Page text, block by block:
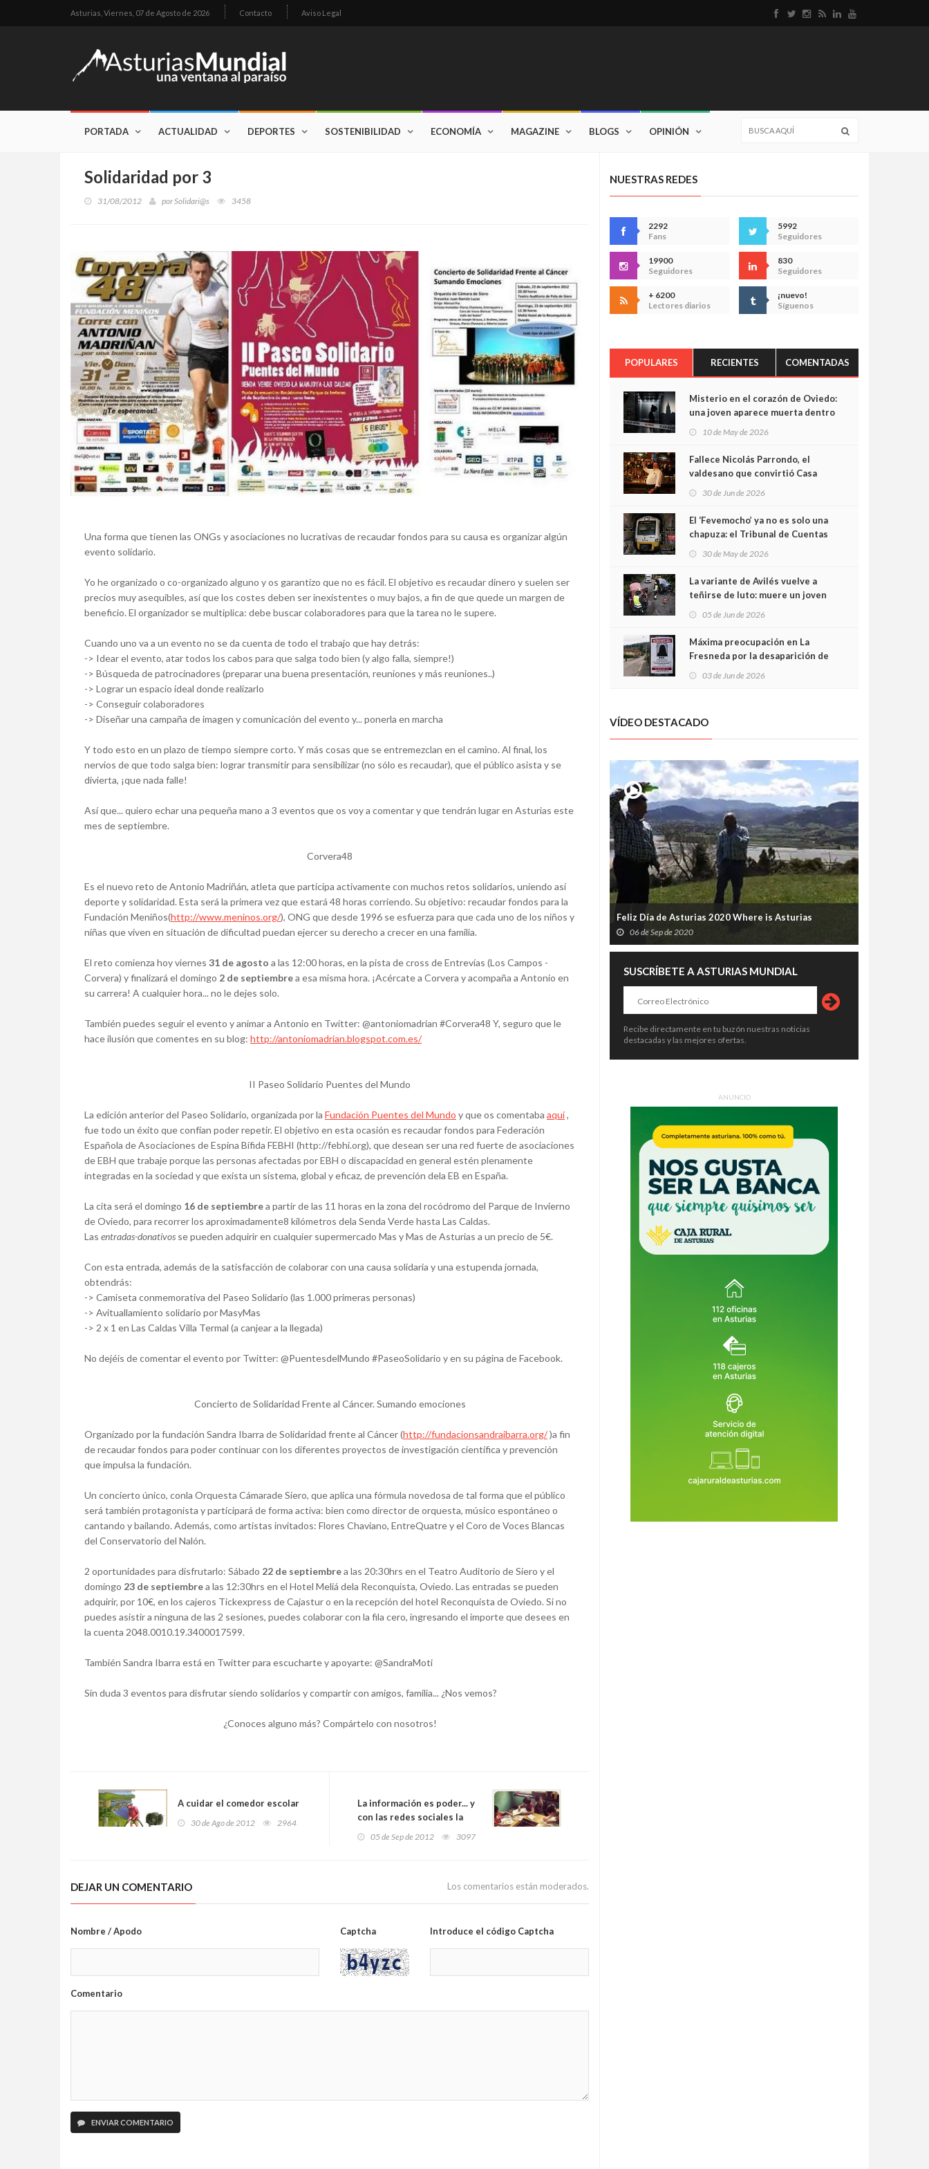
Asturias, Viernes, 07 de Agosto de 2026 Contacto Aviso Legal
PORTADA ACTUALIDAD DEPORTES SOSTENIBILIDAD ECONOMÍA MAGAZINE BLOGS OPINIÓN
Solidaridad por 3
31/08/2012 porSolidari@s 3458
Una forma que tienen las ONGs y asociaciones no lucrativas de recaudar fondos para su causa es organizar algún
evento solidario.
Yo he organizado o co-organizado alguno y os garantizo que no es fácil. El objetivo es recaudar dinero y suelen ser
precios muy asequibles, así que los costes deben ser inexistentes o muy bajos, a fin de que quede un margen de
beneficio. El organizador se multiplica: debe buscar colaboradores para que la tarea no le supere.
Cuando uno va a un evento no se da cuenta de todo el trabajo que hay detrás:
-> Idear el evento, atar todos los cabos para que salga todo bien (y algo falla, siempre!)
-> Búsqueda de patrocinadores (preparar una buena presentación, reuniones y más reuniones..)
-> Lograr un espacio ideal donde realizarlo
-> Conseguir colaboradores
-> Diseñar una campaña de imagen y comunicación del evento y... ponerla en marcha
Y todo esto en un plazo de tiempo siempre corto. Y más cosas que se entremezclan en el camino. Al final, los
nervios de que todo salga bien: lograr transmitir para sensibilizar (no sólo es recaudar), que el público asista y se
divierta, ¡que nada falle!
Así que... quiero echar una pequeña mano a 3 eventos que os voy a comentar y que tendrán lugar en Asturias este
mes de septiembre.
Corvera48
Es el nuevo reto de Antonio Madriñán, atleta que participa activamente con muchos retos solidarios, uniendo así
deporte y solidaridad. Esta será la primera vez que estará 48 horas corriendo. Su objetivo: recaudar fondos para la
Fundación Meniños(http://www.meninos.org/), ONG que desde 1996 se esfuerza para que cada uno de los niños y
niñas que viven en situación de dificultad puedan ejercer su derecho a crecer en una familia.
El reto comienza hoy viernes 31 de agosto a las 12:00 horas, en la pista de cross de Entrevías (Los Campos -
Corvera) y finalizará el domingo 2 de septiembrea esa misma hora. ¡Acércate a Corvera y acompaña a Antonio en
su carrera! A cualquier hora... no le dejes solo.
También puedes seguir el evento y animar a Antonio en Twitter: @antoniomadrian #Corvera48 Y, seguro que le
hace ilusión que comentes en su blog: http://antoniomadrian.blogspot.com.es/
II Paseo Solidario Puentes del Mundo
La edición anterior del Paseo Solidario, organizada por la Fundación Puentes del Mundo y que os comentaba aquí,
fue todo un éxito que confían poder repetir. El objetivo en esta ocasión es recaudar fondos para Federación
Española de Asociaciones de Espina Bífida FEBHI (http://febhi.org), que desean ser una red fuerte de asociaciones
de EBH que trabaje porque las personas afectadas por EBH o discapacidad en general estén plenamente
integradas en la sociedad y que exista un sistema, global y eficaz, de prevención dela EB en España.
La cita será el domingo 16 de septiembrea partir de las 11 horas en la zona del rocódromo del Parque de Invierno
de Oviedo, para recorrer los aproximadamente8 kilómetros dela Senda Verde hasta Las Caldas.
Las entradas-donativos se pueden adquirir en cualquier supermercado Mas y Mas de Asturias a un precio de 5€.
Con esta entrada, además de la satisfacción de colaborar con una causa solidaria y una estupenda jornada,
obtendrás:
-> Camiseta conmemorativa del Paseo Solidario (las 1.000 primeras personas)
-> Avituallamiento solidario por MasyMas
-> 2 x 1 en Las Caldas Villa Termal (a canjear a la llegada)
No dejéis de comentar el evento por Twitter: @PuentesdelMundo #PaseoSolidario y en su página de Facebook.
Concierto de Solidaridad Frente al Cáncer. Sumando emociones
Organizado por la fundación Sandra Ibarra de Solidaridad frente al Cáncer (http://fundacionsandraibarra.org/)a fin
de recaudar fondos para poder continuar con los diferentes proyectos de investigación científica y prevención
que impulsa la fundación.
Un concierto único, conla Orquesta Cámarade Siero, que aplica una fórmula novedosa de tal forma que el público
será también protagonista y participará de forma activa: bien como director de orquesta, músico espontáneo o
cantando y bailando. Además, como artistas invitados: Flores Chaviano, EntreQuatre y el Coro de Voces Blancas
del Conservatorio del Nalón.
2 oportunidades para disfrutarlo: Sábado 22 de septiembrea las 20:30hrs en el Teatro Auditorio de Siero y el
domingo 23 de septiembrea las 12:30hrs en el Hotel Meliá dela Reconquista, Oviedo. Las entradas se pueden
adquirir, por 10€, en los cajeros Tickexpress de Cajastur o en la recepción del hotel Reconquista de Oviedo. Si no
puedes asistir a ninguna de las 2 sesiones, puedes colaborar con la fila cero, ingresando el importe que desees en
la cuenta 2048.0010.19.3400017599.
También Sandra Ibarra está en Twitter para escucharte y apoyarte: @SandraMoti
Sin duda 3 eventos para disfrutar siendo solidarios y compartir con amigos, familia... ¿Nos vemos?
¿Conoces alguno más? Compártelo con nosotros!
A cuidar el comedor escolar
30 de Ago de 2012 2964
La información es poder... y
con las redes sociales la
05 de Sep de 2012 3097
DEJAR UN COMENTARIO Los comentarios están moderados.
Nombre / Apodo Captcha Introduce el código Captcha
Comentario
ENVIAR COMENTARIO
NUESTRAS REDES
2292
Fans
5992
Seguidores
19900
Seguidores
830
Seguidores
+ 6200
Lectores diarios
¡nuevo!
Síguenos
POPULARES RECIENTES COMENTADAS
Misterio en el corazón de Oviedo:
una joven aparece muerta dentro
cámaras captan sus últimos
minutos
10 de May de 2026
Fallece Nicolás Parrondo, el
valdesano que convirtió Casa
30 de Jun de 2026
El ‘Fevemocho’ ya no es solo una
chapuza: el Tribunal de Cuentas
sobrecoste de los trenes que no
cabían por los túneles
30 de May de 2026
La variante de Avilés vuelve a
teñirse de luto: muere un joven
05 de Jun de 2026
Máxima preocupación en La
Fresneda por la desaparición de
03 de Jun de 2026
VÍDEO DESTACADO
Feliz Día de Asturias 2020 Where is Asturias
06 de Sep de 2020
SUSCRÍBETE A ASTURIAS MUNDIAL
Recibe directamente en tu buzón nuestras noticias
destacadas y las mejores ofertas.
ANUNCIO